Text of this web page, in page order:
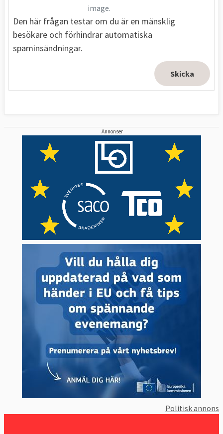
image.
Den här frågan testar om du är en mänsklig
besökare och förhindrar automatiska
spaminsändningar.
Annonser
Politisk annons